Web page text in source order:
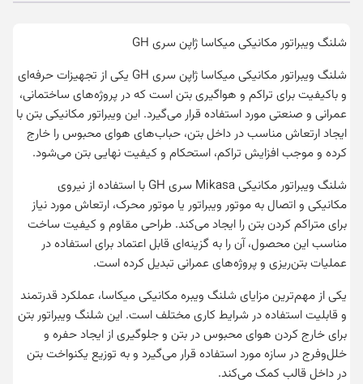
شلنگ ویبراتور مکانیکی میکاسا ژاپن سری GH
شلنگ ویبراتور مکانیکی میکاسا ژاپن سری GH یکی از تجهیزات حرفه‌ای
و باکیفیت برای تراکم و هواگیری بتن است که در پروژه‌های ساختمانی،
عمرانی و صنعتی مورد استفاده قرار می‌گیرد. این ویبراتور مکانیکی بتن با
ایجاد ارتعاش مناسب در داخل بتن، حباب‌های هوای محبوس را خارج
کرده و موجب افزایش تراکم، استحکام و کیفیت نهایی بتن می‌شود.
شلنگ ویبراتور مکانیکی Mikasa سری GH با استفاده از نیروی
مکانیکی و اتصال به موتور ویبراتور یا موتور محرک، ارتعاش مورد نیاز
برای متراکم کردن بتن را ایجاد می‌کند. طراحی مقاوم و کیفیت ساخت
مناسب این محصول، آن را به گزینه‌ای قابل اعتماد برای استفاده در
عملیات بتن‌ریزی و پروژه‌های عمرانی تبدیل کرده است.
یکی از مهم‌ترین مزایای شلنگ ویبره مکانیکی میکاسا، عملکرد قدرتمند
و قابلیت استفاده در شرایط کاری مختلف است. این شلنگ ویبراتور بتن
برای خارج کردن هوای محبوس در بتن و جلوگیری از ایجاد حفره و
خلل‌وفرج در سازه مورد استفاده قرار می‌گیرد و به توزیع یکنواخت بتن
در داخل قالب کمک می‌کند.